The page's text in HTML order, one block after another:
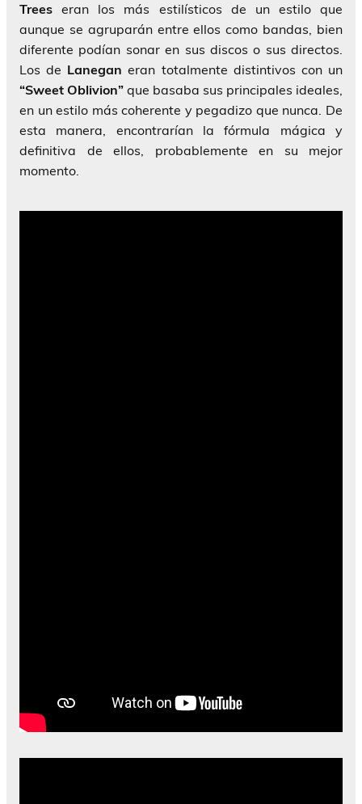
Trees eran los más estilísticos de un estilo que
aunque se agruparán entre ellos como bandas, bien
diferente podían sonar en sus discos o sus directos.
Los de Lanegan eran totalmente distintivos con un
“Sweet Oblivion” que basaba sus principales ideales,
en un estilo más coherente y pegadizo que nunca. De
esta manera, encontrarían la fórmula mágica y
definitiva de ellos, probablemente en su mejor
momento.